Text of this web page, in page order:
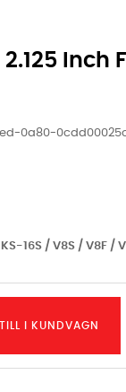
2.125 Inch
0a80-
16S / V8S / V8F /
TILL I KUNDVAGN